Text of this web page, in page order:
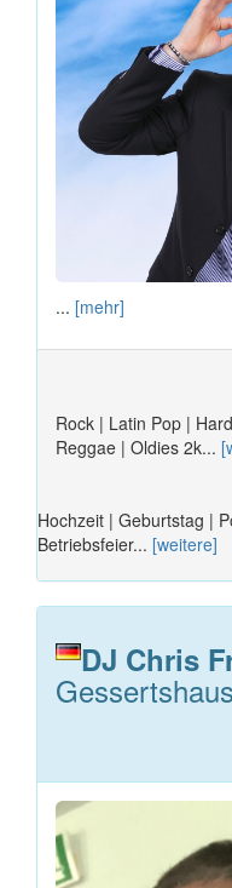
... [mehr]
Rock | Latin Pop |
Reggae | Oldies 2k...
Hochzeit | Geburtstag |
Betriebsfeier... [weitere]
DJ Chris